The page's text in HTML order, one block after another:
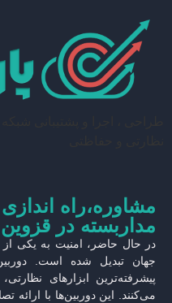
مشاوره،راه
مداربسته در قزوین
در حال حاضر، امنیت به یکی
جهان تبدیل شده است.
پیشرفته‌ترین ابزارهای
می‌کنند. این دوربین‌ها با ارائه